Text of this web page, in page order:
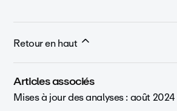
Retour en haut
Articles associés
Mises à jour des analyses : août 2024